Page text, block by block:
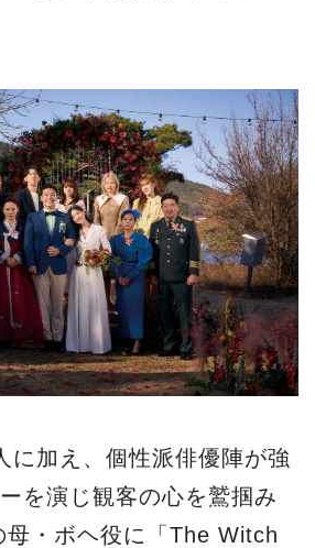
に加え、個性派俳優陣が強
を演じ観客の心を鷲掴み
母・ボヘ役に「The Witch